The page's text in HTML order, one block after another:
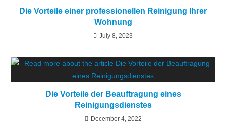
Die Vorteile einer professionellen Reinigung Ihrer
Wohnung
July 8, 2023
Die Vorteile der Beauftragung eines
Reinigungsdienstes
December 4, 2022